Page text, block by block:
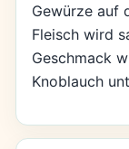
Gewürze auf
Fleisch wird
Geschmack
Knoblauch